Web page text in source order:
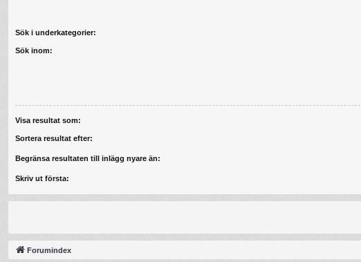
Sök i underkategorier:
Sök inom:
Visa resultat som:
Sortera resultat efter:
Begränsa resultaten till inlägg nyare än:
Skriv ut första:
Forumindex